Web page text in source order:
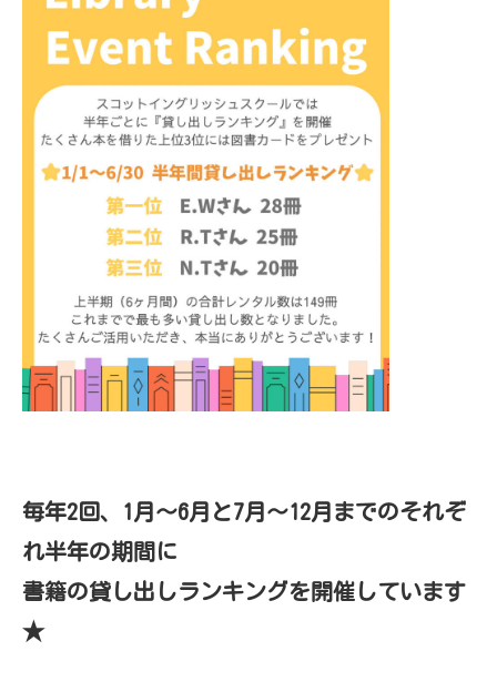
毎年2回、1月～6月と7月～12月までのそれぞ
れ半年の期間に
書籍の貸し出しランキングを開催しています
★